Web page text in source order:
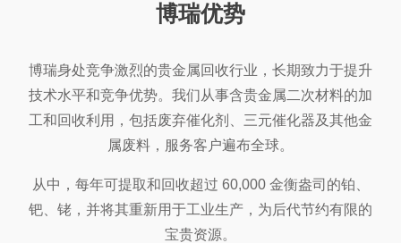
博瑞优势
博瑞身处竞争激烈的贵金属回收行业，长期致力于提升
技术水平和竞争优势。我们从事含贵金属二次材料的加
工和回收利用，包括废弃催化剂、三元催化器及其他金
属废料，服务客户遍布全球。
从中，每年可提取和回收超过 60,000 金衡盎司的铂、
钯、铑，并将其重新用于工业生产，为后代节约有限的
宝贵资源。